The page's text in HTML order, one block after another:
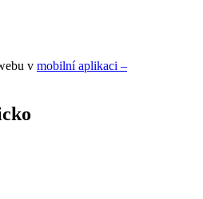
v mobilní aplikaci –